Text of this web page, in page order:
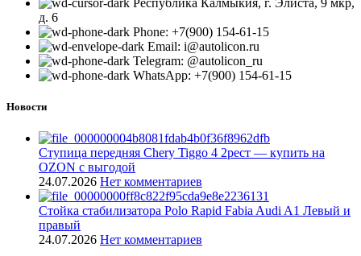
д. 6
Phone: +7(900) 154-61-15
Email: i@autolicon.ru
Telegram: @autolicon_ru
WhatsApp: +7(900) 154-61-15
Новости
Ступица передняя Chery Tiggo 4 2рест — купить на
OZON с выгодой
24.07.2026 Нет комментариев
Стойка стабилизатора Polo Rapid Fabia Audi A1 Левый и
правый
24.07.2026 Нет комментариев